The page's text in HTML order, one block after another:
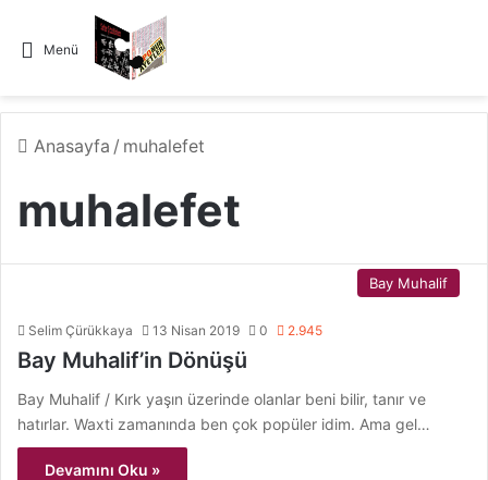
Menü
Anasayfa / muhalefet
muhalefet
Bay Muhalif
Selim Çürükkaya 13 Nisan 2019 0 2.945
Bay Muhalif’in Dönüşü
Bay Muhalif / Kırk yaşın üzerinde olanlar beni bilir, tanır ve
hatırlar. Waxti zamanında ben çok popüler idim. Ama gel…
Devamını Oku »